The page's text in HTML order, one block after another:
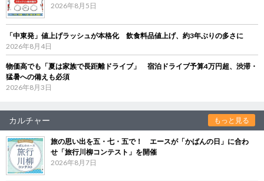
2026年8月5日
「中東発」値上げラッシュが本格化 飲食料品値上げ、約3年ぶりの多さに
2026年8月4日
物価高でも「夏は家族で長距離ドライブ」 宿泊ドライブ予算4万円超、渋滞・
猛暑への備えも必須
2026年8月3日
カルチャー もっと見る
旅の思い出を五・七・五で！ エースが「かばんの日」に合わ
せ「旅行川柳コンテスト」を開催
2026年8月7日